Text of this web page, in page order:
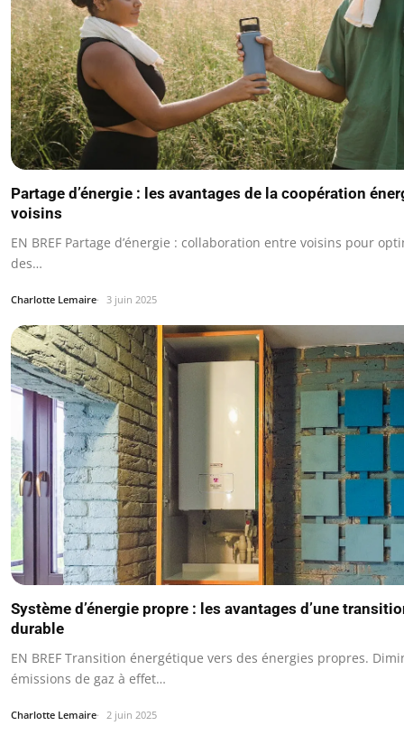
Partage d’énergie : les avantages de la coopération
voisins
EN BREF Partage d’énergie : collaboration entre voisins pour
des…
Charlotte Lemaire 3 juin 2025
Système d’énergie propre : les avantages d’une
durable
EN BREF Transition énergétique vers des énergies propres.
émissions de gaz à effet…
Charlotte Lemaire 2 juin 2025